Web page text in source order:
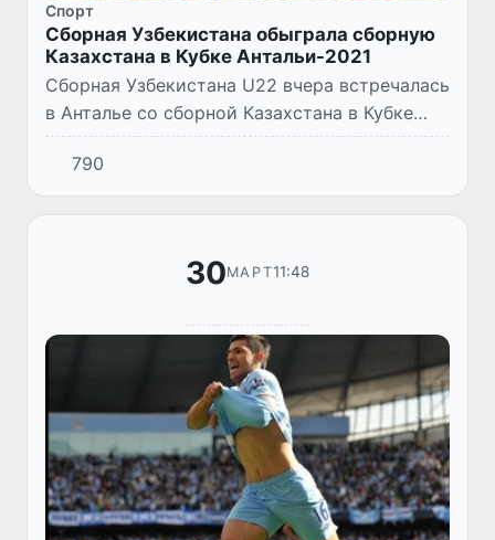
Спорт
Сборная Узбекистана обыграла сборную
Казахстана в Кубке Антальи-2021
Сборная Узбекистана U22 вчера встречалась
в Анталье со сборной Казахстана в Кубке
Антальи-2021 и победила.
790
30МАРТ11:48